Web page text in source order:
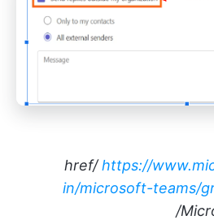
https://
in/microsoft-teams/